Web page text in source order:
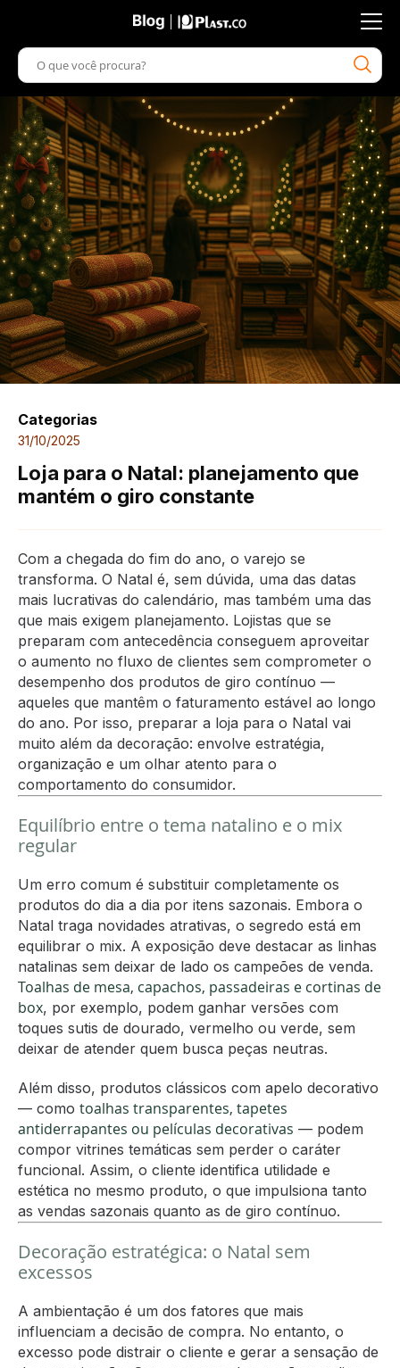
Categorias
31/10/2025
Loja para o Natal: planejamento que
mantém o giro constante
Com a chegada do fim do ano, o varejo se
transforma. O Natal é, sem dúvida, uma das datas
mais lucrativas do calendário, mas também uma das
que mais exigem planejamento. Lojistas que se
preparam com antecedência conseguem aproveitar
o aumento no fluxo de clientes sem comprometer o
desempenho dos produtos de giro contínuo —
aqueles que mantêm o faturamento estável ao longo
do ano. Por isso, preparar a loja para o Natal vai
muito além da decoração: envolve estratégia,
organização e um olhar atento para o
comportamento do consumidor.
Equilíbrio entre o tema natalino e o mix
regular
Um erro comum é substituir completamente os
produtos do dia a dia por itens sazonais. Embora o
Natal traga novidades atrativas, o segredo está em
equilibrar o mix. A exposição deve destacar as linhas
natalinas sem deixar de lado os campeões de venda.
Toalhas de mesa, capachos, passadeiras e cortinas de
box, por exemplo, podem ganhar versões com
toques sutis de dourado, vermelho ou verde, sem
deixar de atender quem busca peças neutras.
Além disso, produtos clássicos com apelo decorativo
— como toalhas transparentes, tapetes
antiderrapantes ou películas decorativas — podem
compor vitrines temáticas sem perder o caráter
funcional. Assim, o cliente identifica utilidade e
estética no mesmo produto, o que impulsiona tanto
as vendas sazonais quanto as de giro contínuo.
Decoração estratégica: o Natal sem
excessos
A ambientação é um dos fatores que mais
influenciam a decisão de compra. No entanto, o
excesso pode distrair o cliente e gerar a sensação de